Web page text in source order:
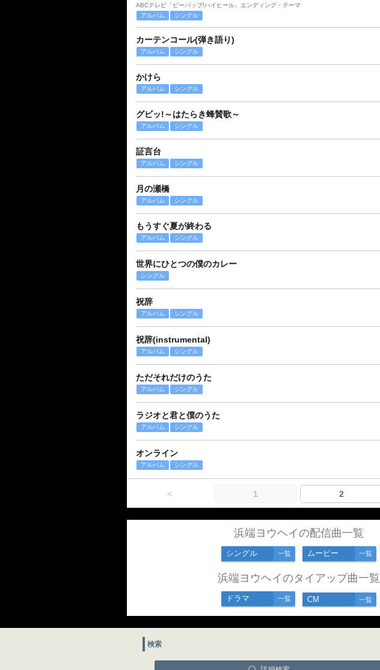
ABCテレビ「ビーバップ!ハイヒール」エンディング・テーマ
アルバム
シングル
カーテンコール(弾き語り)
アルバム シングル
かけら
アルバム シングル
グビッ!～はたらき蜂賛歌～
アルバム シングル
証言台
アルバム シングル
月の瀬橋
アルバム シングル
もうすぐ夏が終わる
アルバム シングル
世界にひとつの僕のカレー
シングル
祝辞
アルバム シングル
祝辞(instrumental)
アルバム シングル
ただそれだけのうた
アルバム シングル
ラジオと君と僕のうた
アルバム シングル
オンライン
アルバム シングル
< 1 2
浜端ヨウヘイの配信曲一覧
シングル 一覧 ムービー 一覧
浜端ヨウヘイのタイアップ曲一覧
ドラマ 一覧 CM 一覧
検索